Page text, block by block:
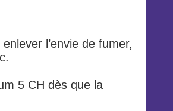
l’envie de fumer,
5 CH dès que la